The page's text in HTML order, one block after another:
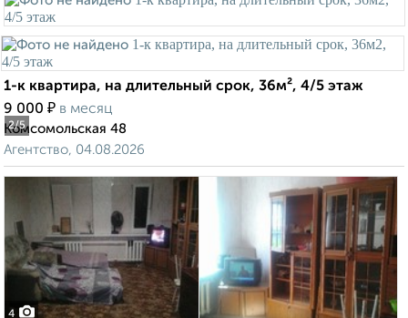
2/5
1-к квартира, на длительный срок, 36м², 4/5 этаж
9 000 ₽ в месяц
Комсомольская 48
Агентство, 04.08.2026
4